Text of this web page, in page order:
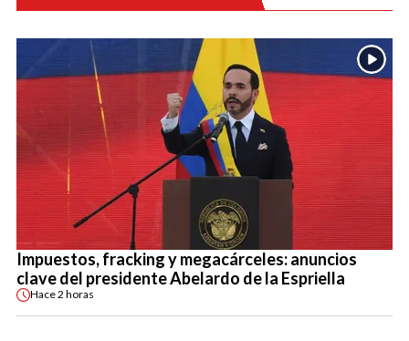
Impuestos, fracking y megacárceles: anuncios
clave del presidente Abelardo de la Espriella
Hace2 horas